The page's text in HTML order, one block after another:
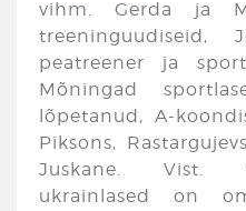
vihm. Gerda ja
treeninguudiseid,
peatreener ja
Mõningad
lõpetanud, A-
Piksons,
Juskane. Vist.
ukrainlased on